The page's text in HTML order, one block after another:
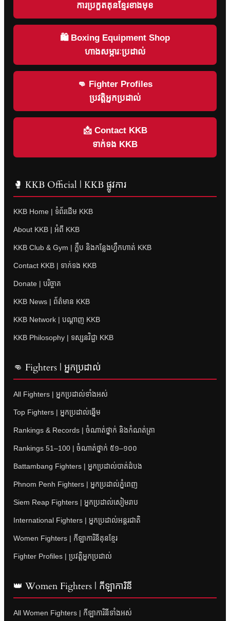
ការប្រកួតគុនខ្មែរខាងមុខ
🛍 Boxing Equipment Shop
ហាងសម្ភារៈប្រដាល់
👊 Fighter Profiles
ប្រវត្តិអ្នកប្រដាល់
📩 Contact KKB
ទាក់ទង KKB
🥊 KKB Official | KKB ផ្លូវការ
KKB Home | ទំព័រដើម KKB
About KKB | អំពី KKB
KKB Club & Gym | ក្លឹប និងកន្លែងហ្វឹកហាត់ KKB
Contact KKB | ទាក់ទង KKB
Donate | បរិច្ចាគ
KKB News | ព័ត៌មាន KKB
KKB Network | បណ្តាញ KKB
KKB Philosophy | ទស្សនវិជ្ជា KKB
👊 Fighters | អ្នកប្រដាល់
All Fighters | អ្នកប្រដាល់ទាំងអស់
Top Fighters | អ្នកប្រដាល់ឆ្នើម
Rankings & Records | ចំណាត់ថ្នាក់ និងកំណត់ត្រា
Rankings 51–100 | ចំណាត់ថ្នាក់ ៥១–១០០
Battambang Fighters | អ្នកប្រដាល់បាត់ដំបង
Phnom Penh Fighters | អ្នកប្រដាល់ភ្នំពេញ
Siem Reap Fighters | អ្នកប្រដាល់សៀមរាប
International Fighters | អ្នកប្រដាល់អន្តរជាតិ
Women Fighters | កីឡាការិនីគុនខ្មែរ
Fighter Profiles | ប្រវត្តិអ្នកប្រដាល់
👑 Women Fighters | កីឡាការិនី
All Women Fighters | កីឡាការិនីទាំងអស់